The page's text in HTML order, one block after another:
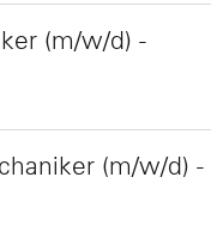
(m/w/d) -
(m/w/d) -